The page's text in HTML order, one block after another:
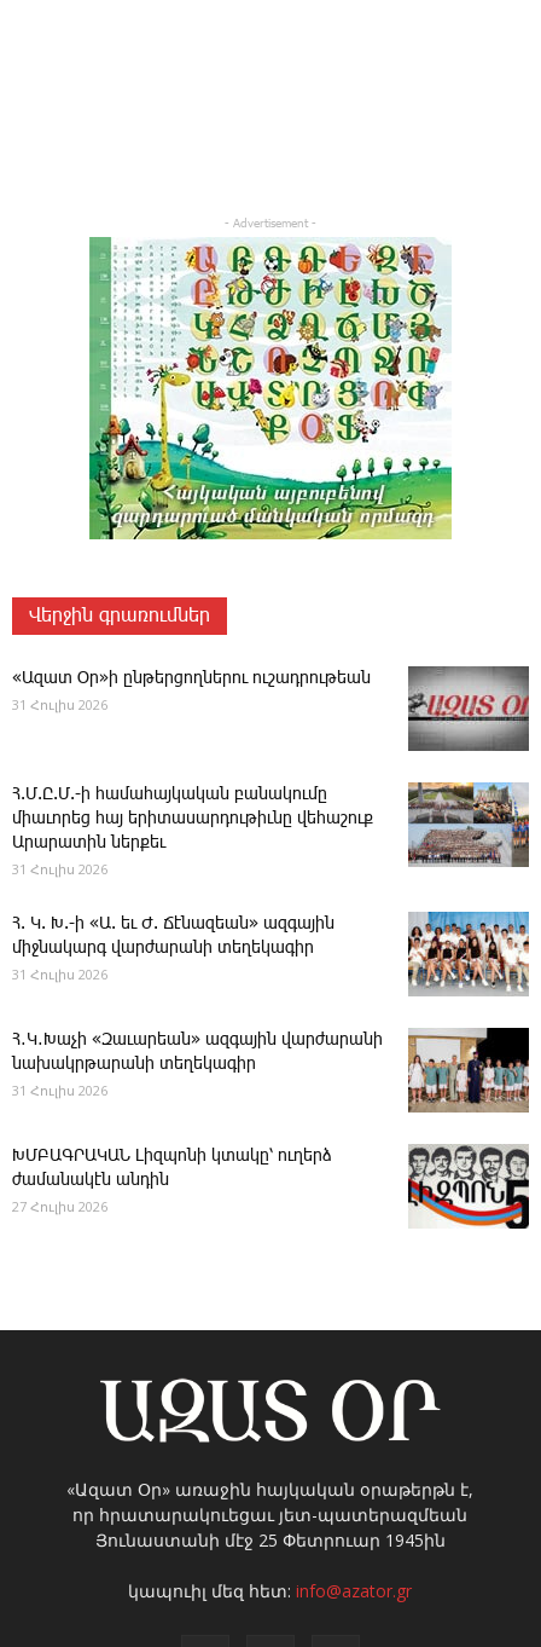
- Advertisement -
Վերջին գրառումներ
«Ազատ Օր»ի ընթերցողներու ուշադրութեան
31 Հուլիս 2026
Հ.Մ.Ը.Մ.-ի համահայկական բանակումը
միաւորեց հայ երիտասարդութիւնը վեհաշուք
Արարատին ներքեւ
31 Հուլիս 2026
Հ. Կ. Խ.-ի «Ա. եւ Ժ. ­Ճէնազեան» ազգային
միջնակարգ վարժարանի տեղեկագիր
31 Հուլիս 2026
Հ․Կ․Խաչի «Զաւարեան» ազգային վարժարանի
նախակրթարանի տեղեկագիր
31 Հուլիս 2026
ԽՄԲԱԳՐԱԿԱՆ ­Լիզպոնի կտակը՝ ուղերձ
ժամանակէն անդին
27 Հուլիս 2026
«Ազատ Օր» առաջին հայկական օրաթերթն է,
որ հրատարակուեցաւ յետ-պատերազմեան
Յունաստանի մէջ 25 Փետրուար 1945ին
կապուիլ մեզ հետ:info@azator.gr